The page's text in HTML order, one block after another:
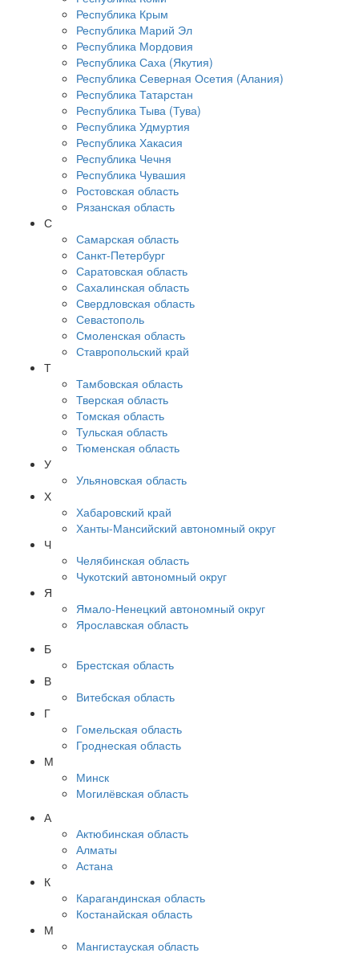
Республика Крым
Республика Марий Эл
Республика Мордовия
Республика Саха (Якутия)
Республика Северная Осетия (Алания)
Республика Татарстан
Республика Тыва (Тува)
Республика Удмуртия
Республика Хакасия
Республика Чечня
Республика Чувашия
Ростовская область
Рязанская область
С
Самарская область
Санкт-Петербург
Саратовская область
Сахалинская область
Свердловская область
Севастополь
Смоленская область
Ставропольский край
Т
Тамбовская область
Тверская область
Томская область
Тульская область
Тюменская область
У
Ульяновская область
Х
Хабаровский край
Ханты-Мансийский автономный округ
Ч
Челябинская область
Чукотский автономный округ
Я
Ямало-Ненецкий автономный округ
Ярославская область
Б
Брестская область
В
Витебская область
Г
Гомельская область
Гроднеская область
М
Минск
Могилёвская область
А
Актюбинская область
Алматы
Астана
К
Карагандинская область
Костанайская область
М
Мангистауская область